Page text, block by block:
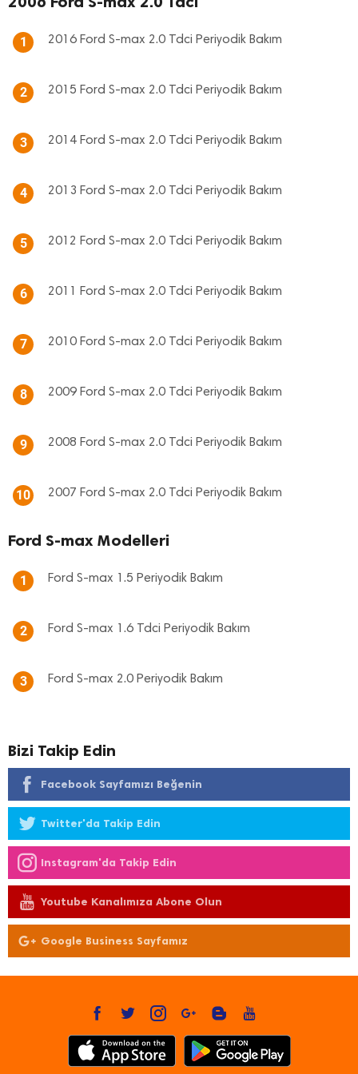
1 2016 Ford S-max 2.0 Tdci Periyodik Bakım
2 2015 Ford S-max 2.0 Tdci Periyodik Bakım
3 2014 Ford S-max 2.0 Tdci Periyodik Bakım
4 2013 Ford S-max 2.0 Tdci Periyodik Bakım
5 2012 Ford S-max 2.0 Tdci Periyodik Bakım
6 2011 Ford S-max 2.0 Tdci Periyodik Bakım
7 2010 Ford S-max 2.0 Tdci Periyodik Bakım
8 2009 Ford S-max 2.0 Tdci Periyodik Bakım
9 2008 Ford S-max 2.0 Tdci Periyodik Bakım
10 2007 Ford S-max 2.0 Tdci Periyodik Bakım
Ford S-max Modelleri
1 Ford S-max 1.5 Periyodik Bakım
2 Ford S-max 1.6 Tdci Periyodik Bakım
3 Ford S-max 2.0 Periyodik Bakım
Bizi Takip Edin
Facebook Sayfamızı Beğenin
Twitter'da Takip Edin
Instagram'da Takip Edin
Youtube Kanalımıza Abone Olun
Google Business Sayfamız